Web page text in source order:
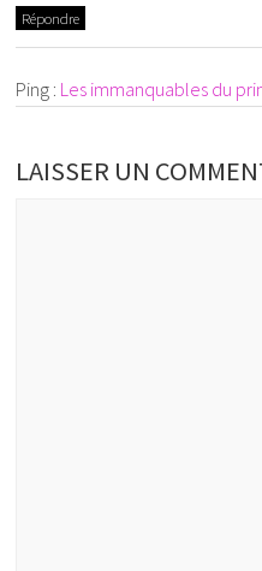
Répondre
Ping : Les immanquables du
LAISSER UN